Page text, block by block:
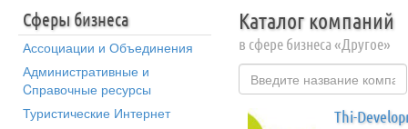
Сферы бизнеса
Ассоциации и Объединения
Административные и
Cправочные ресурсы
Туристические Интернет
Каталог компаний
в сфере бизнеса «Другое»
Thi-